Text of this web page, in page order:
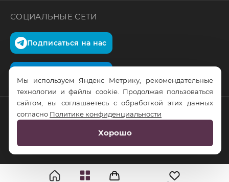
СОЦИАЛЬНЫЕ СЕТИ
Подписаться на нас
© RusTrus. 2011-2026. Все права защищены
RS Digital
Мы используем Яндекс Метрику, рекомендательные
технологии и файлы cookie. Продолжая пользоваться
сайтом, вы соглашаетесь с обработкой этих данных
согласно Политике конфиденциальности
Хорошо